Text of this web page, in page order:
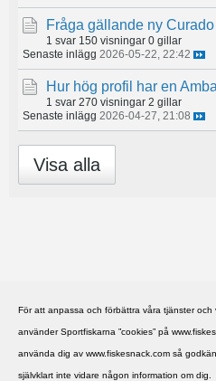
För att anpassa och förbättra våra tjänster och
använder Sportfiskarna ”cookies” på
använda dig av www.fiskesnack.com så
självklart inte vidare någon information om dig.
Fråga gällande ny Curado
1 svar 150 visningar 0 gillar
Senaste inlägg 2026-05-22, 22:42
Hur hög profil har en
1 svar 270 visningar 2 gillar
Senaste inlägg 2026-04-27, 21:08
Visa alla